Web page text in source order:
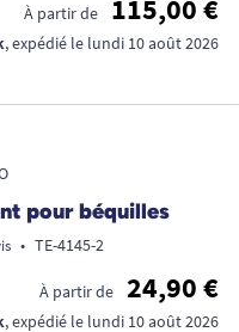
À partir de 115,00 €
, expédié le lundi 10 août 2026
pour béquilles
• TE-4145-2
À partir de 24,90 €
, expédié le lundi 10 août 2026